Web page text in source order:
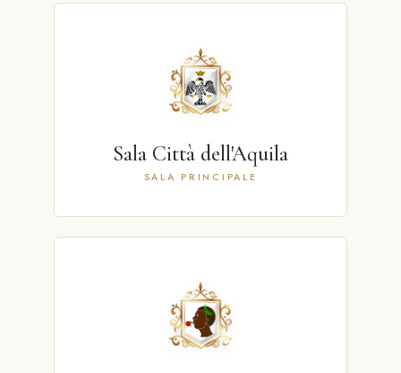
Sala Città dell'Aquila
SALA PRINCIPALE